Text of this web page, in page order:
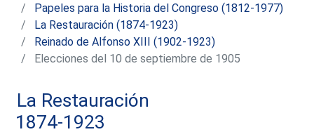
Papeles para la Historia del Congreso (1812-1977)
La Restauración (1874-1923)
Reinado de Alfonso XIII (1902-1923)
Elecciones del 10 de septiembre de 1905
La Restauración
1874-1923